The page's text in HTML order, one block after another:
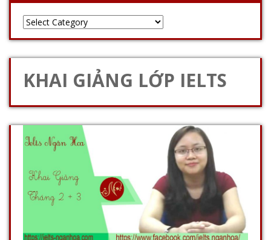
KHAI GIẢNG LỚP IELTS